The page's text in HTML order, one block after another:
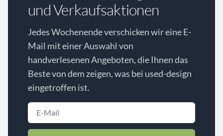
und Verkaufsaktionen
Jedes Wochenende verschicken wir eine E-
Mail mit einer Auswahl von
handverlesenen Angeboten, die Ihnen das
Beste von dem zeigen, was bei used-design
eingetroffen ist.